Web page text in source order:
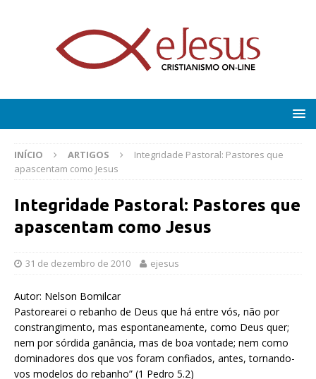
INÍCIO ARTIGOS
Integridade Pastoral: Pastores que
apascentam como Jesus
Integridade Pastoral: Pastores que
apascentam como Jesus
31 de dezembro de 2010 ejesus
Autor: Nelson Bomilcar
Pastorearei o rebanho de Deus que há entre vós, não por
constrangimento, mas espontaneamente, como Deus quer;
nem por sórdida ganância, mas de boa vontade; nem como
dominadores dos que vos foram confiados, antes, tornando-
vos modelos do rebanho” (1 Pedro 5.2)